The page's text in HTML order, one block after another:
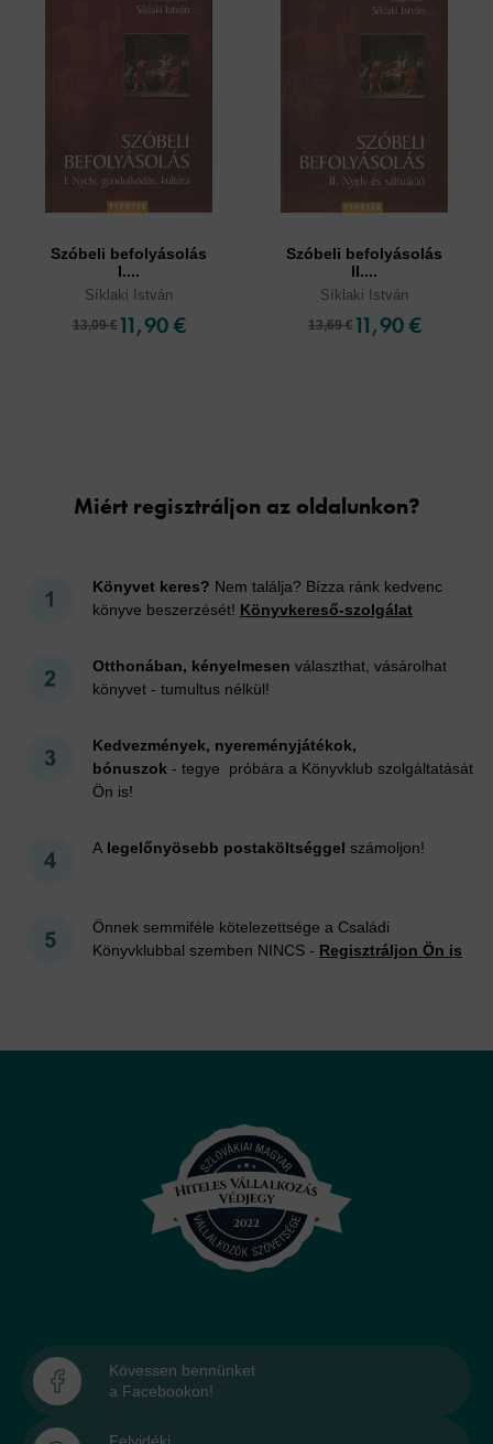
Szóbeli befolyásolás
I....
Síklaki István
13,09 € 11,90 €
Szóbeli befolyásolás
II....
Síklaki István
13,69 € 11,90 €
Miért regisztráljon az oldalunkon?
Könyvet keres? Nem találja? Bízza ránk kedvenc
könyve beszerzését! Könyvkereső-szolgálat
Otthonában, kényelmesen választhat, vásárolhat
könyvet - tumultus nélkül!
Kedvezmények, nyereményjátékok,
bónuszok - tegye próbára a Könyvklub szolgáltatását
Ön is!
A legelőnyösebb postaköltséggel számoljon!
Önnek semmiféle kötelezettsége a Családi
Könyvklubbal szemben NINCS - Regisztráljon Ön is
Kövessen bennünket
a Facebookon!